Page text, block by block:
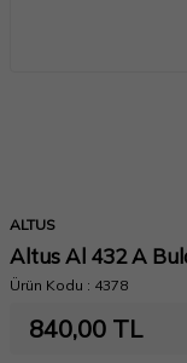
ALTUS
Altus Al 432 A
Ürün Kodu : 4378
840,00 TL